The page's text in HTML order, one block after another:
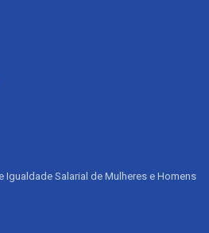
Igualdade Salarial de Mulheres e Homens